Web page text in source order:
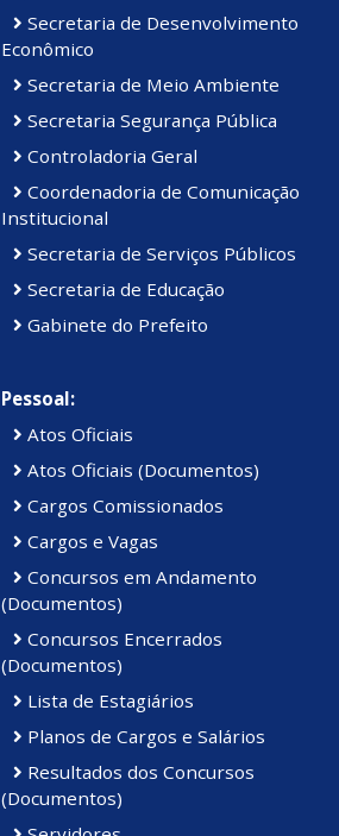
Secretaria de Desenvolvimento
Econômico
Secretaria de Meio Ambiente
Secretaria Segurança Pública
Controladoria Geral
Coordenadoria de Comunicação
Institucional
Secretaria de Serviços Públicos
Secretaria de Educação
Gabinete do Prefeito
Pessoal:
Atos Oficiais
Atos Oficiais (Documentos)
Cargos Comissionados
Cargos e Vagas
Concursos em Andamento
(Documentos)
Concursos Encerrados
(Documentos)
Lista de Estagiários
Planos de Cargos e Salários
Resultados dos Concursos
(Documentos)